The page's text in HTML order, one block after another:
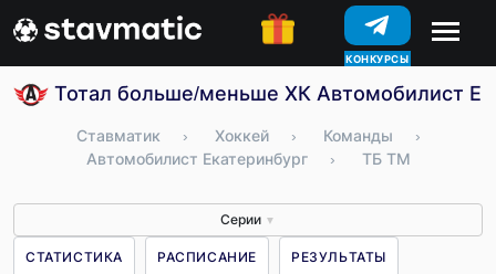
КОНКУРСЫ
Тотал больше/меньше ХК Автомобилист
Ставматик › Хоккей › Команды
›
Автомобилист Екатеринбург
› ТБ ТМ
Серии ▼
СТАТИСТИКА РАСПИСАНИЕ РЕЗУЛЬТАТЫ